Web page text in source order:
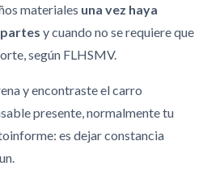
materiales una vez haya
y cuando no se requiere que
según FLHSMV.
y encontraste el carro
presente, normalmente tu
es dejar constancia